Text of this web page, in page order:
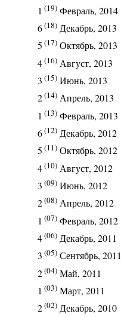
1 (19) Февраль, 2014
6(18) Декабрь, 2013
5 (17) Октябрь, 2013
4(16) Август, 2013
3 (15) Июнь, 2013
2(14) Апрель, 2013
1 (13) Февраль, 2013
6(12) Декабрь, 2012
5 (11) Октябрь, 2012
4(10) Август, 2012
3 (09) Июнь, 2012
2(08) Апрель, 2012
1 (07) Февраль, 2012
4(06) Декабрь, 2011
3 (05) Сентябрь, 2011
2(04) Май, 2011
1 (03) Март, 2011
2(02) Декабрь, 2010